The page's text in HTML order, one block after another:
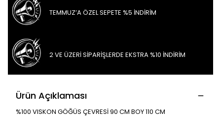
TEMMUZ’A ÖZEL SEPETE %5 İNDİRİM
2 VE ÜZERİ SİPARİŞLERDE EKSTRA %10 İNDİRİM
Ürün Açıklaması
%100 VISKON GÖĞÜS ÇEVRESİ 90 CM BOY 110 CM